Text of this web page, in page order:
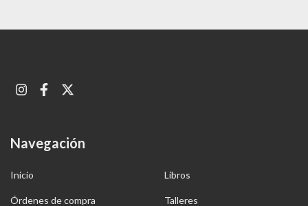
Navegación
Inicio Libros
Órdenes de compra Talleres